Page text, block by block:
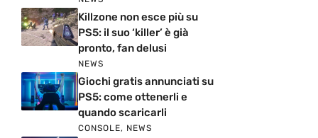
Killzone non esce più su
PS5: il suo ‘killer’ è già
pronto, fan delusi
NEWS
Giochi gratis annunciati su
PS5: come ottenerli e
quando scaricarli
CONSOLE, NEWS